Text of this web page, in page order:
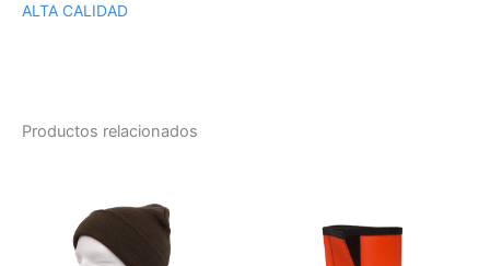
ALTA CALIDAD
Productos relacionados